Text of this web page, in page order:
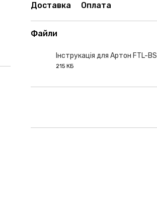
Доставка Оплата
Файли
Інструкація для Артон FTL-BS
215 КБ